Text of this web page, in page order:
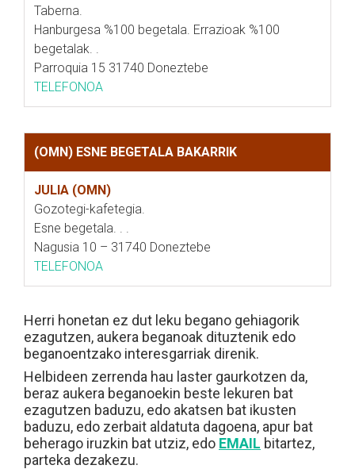
Taberna.
Hanburgesa %100 begetala. Errazioak %100
begetalak. .
Parroquia 15 31740 Doneztebe
TELEFONOA
(OMN) ESNE BEGETALA BAKARRIK
JULIA (OMN)
Gozotegi-kafetegia.
Esne begetala. . .
Nagusia 10 – 31740 Doneztebe
TELEFONOA
Herri honetan ez dut leku begano gehiagorik
ezagutzen, aukera beganoak dituztenik edo
beganoentzako interesgarriak direnik.
Helbideen zerrenda hau laster gaurkotzen da,
beraz aukera beganoekin beste lekuren bat
ezagutzen baduzu, edo akatsen bat ikusten
baduzu, edo zerbait aldatuta dagoena, apur bat
beherago iruzkin bat utziz, edo EMAIL bitartez,
parteka dezakezu.